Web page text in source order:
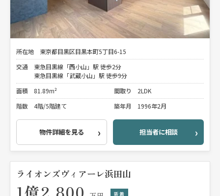
所在地
東京都目黒区目黒本町5丁目6-15
交通
東急目黒線「西小山」駅 徒歩2分
東急目黒線「武蔵小山」駅 徒歩9分
面積
81.89m² 間取り
2LDK
階数
4階/5階建て 築年月 1996年2月
物件詳細を見る 担当者に相談
ライオンズヴィアーレ浜田山
新着